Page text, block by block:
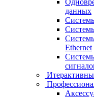
данных
Ethernet